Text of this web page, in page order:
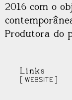
2016 com o
Produtora do
Links
WEBSITE